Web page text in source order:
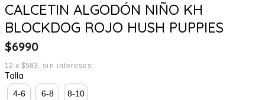
CALCETIN ALGODÓN NIÑO KH
BLOCKDOG ROJO HUSH PUPPIES
$6990
12 x $583 sin intereses
Talla
4-6 6-8 8-10